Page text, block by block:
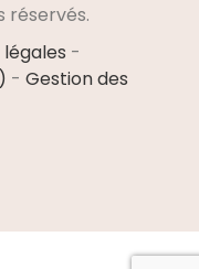
réservés.
-
-Gestion des